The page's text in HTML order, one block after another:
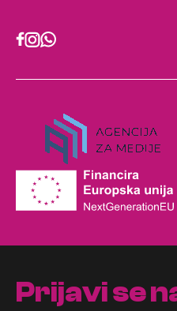
Prijavi se